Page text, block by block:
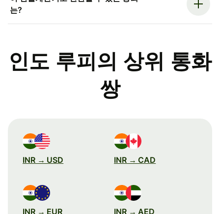
는?
인도 루피의 상위 통화
쌍
INR → USD INR → CAD
INR → EUR INR → AED